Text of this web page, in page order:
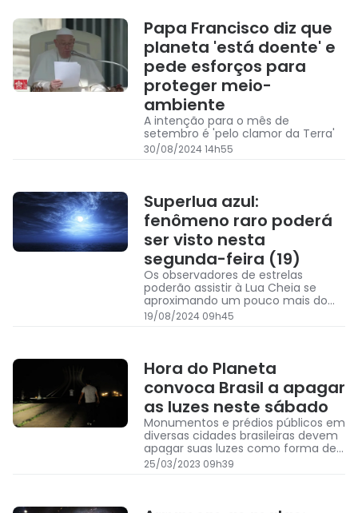
Papa Francisco diz que
planeta 'está doente' e
pede esforços para
proteger meio-
ambiente
A intenção para o mês de
setembro é 'pelo clamor da Terra'
30/08/2024 14h55
Superlua azul:
fenômeno raro poderá
ser visto nesta
segunda-feira (19)
Os observadores de estrelas
poderão assistir à Lua Cheia se
aproximando um pouco mais do
que o normal
19/08/2024 09h45
Hora do Planeta
convoca Brasil a apagar
as luzes neste sábado
Monumentos e prédios públicos em
diversas cidades brasileiras devem
apagar suas luzes como forma de
adesão ao movimento.
25/03/2023 09h39